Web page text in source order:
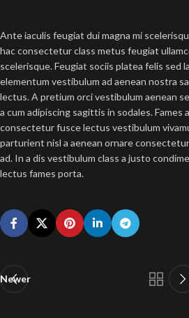
Ante iaculis feugiat dui magna mi
hac consectetur class metus feugiat
scelerisque. Feugiat sociis platea felis sed
elementum vestibulum ad aenean nostra
lectus. A pretium orci vestibulum aenean
a cum adipiscing sagittis in sodales. Fames
consectetur fusce lectus vestibulum
parturient nisl a aenean ornare
ad. In a dis vestibulum class a justo
lectus fames porta.
Newer